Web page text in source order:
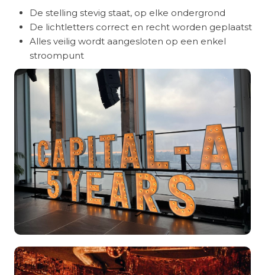
De stelling stevig staat, op elke ondergrond
De lichtletters correct en recht worden geplaatst
Alles veilig wordt aangesloten op een enkel
stroompunt